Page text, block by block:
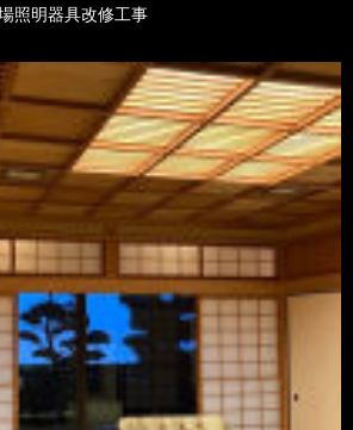
照明器具改修工事